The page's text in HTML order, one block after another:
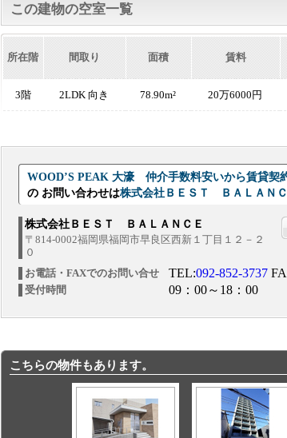
この建物の空室一覧
所在階 間取り 面積 賃料
3階 2LDK 向き 78.90m² 20万6000円
WOOD’S PEAK 大濠 仲介手数料安いから賃貸契
の お問い合わせは株式会社ＢＥＳＴ ＢＡＬＡＮ
株式会社ＢＥＳＴ ＢＡＬＡＮＣＥ
〒814-0002福岡県福岡市早良区西新１丁目１２－２
０
お電話・FAXでのお問い合せ
TEL:092-852-3737
受付時間 09：00～18：00
こちらの物件もあります。